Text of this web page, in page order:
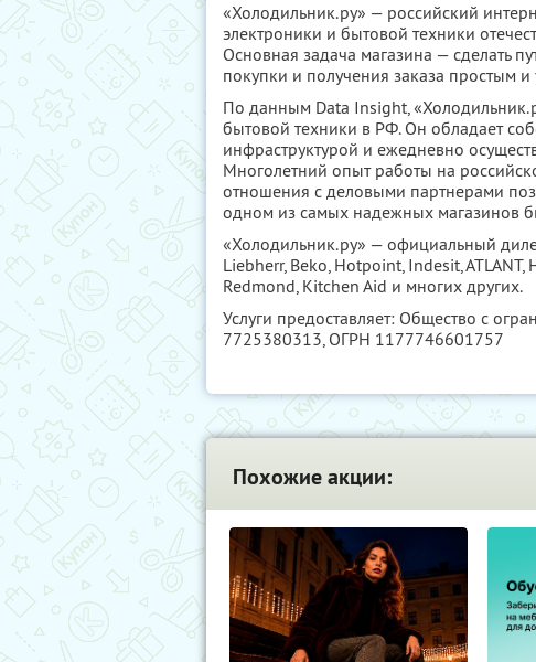
«Холодильник.ру» — российский
электроники и бытовой техники
Основная задача магазина — сделать
покупки и получения заказа простым
По данным Data Insight,
бытовой техники в РФ. Он обладает
инфраструктурой и ежедневно
Многолетний опыт работы на
отношения с деловыми партнерами
одном из самых надежных магазинов
«Холодильник.ру» — официальный
Liebherr, Beko, Hotpoint, Indesit,
Redmond, Kitchen Aid и многих других.
Услуги предоставляет: Общество с
7725380313, ОГРН 1177746601757
Похожие акции: